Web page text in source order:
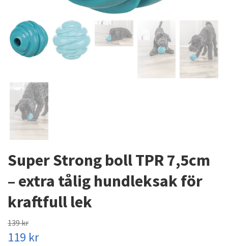
Super Strong boll TPR 7,5cm
– extra tålig hundleksak för
kraftfull lek
139 kr
119 kr